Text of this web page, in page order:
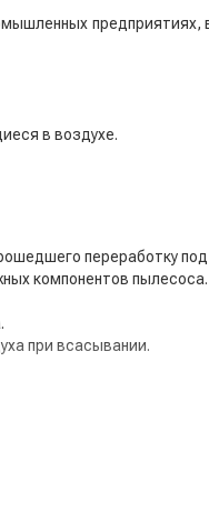
предприятиях,
в воздухе.
переработку
компонентов пылесоса.
при всасывании.